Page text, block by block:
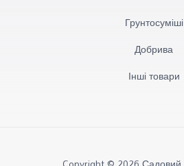
Грунтосуміші​
Добрива
Інші товари